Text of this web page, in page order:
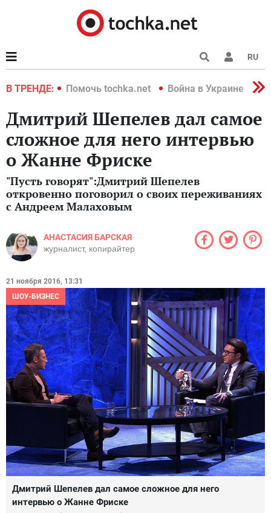
RU
В ТРЕНДЕ:
2022 Помочь tochka.net Война в Украине 2022
Дмитрий Шепелев дал самое
сложное для него интервью
о Жанне Фриске
"Пусть говорят":Дмитрий Шепелев
откровенно поговорил о своих переживаниях
с Андреем Малаховым
АНАСТАСИЯ БАРСКАЯ
журналист, копирайтер
21 ноября 2016, 13:31
ШОУ-БИЗНЕС
Дмитрий Шепелев дал самое сложное для него
интервью о Жанне Фриске